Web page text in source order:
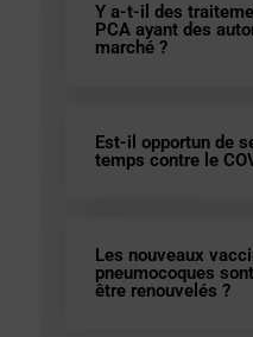
Y a-t-il des
PCA ayant des
marché ?
Est-il opportun de
temps contre le
Les nouveaux
pneumocoques
être renouvelés ?